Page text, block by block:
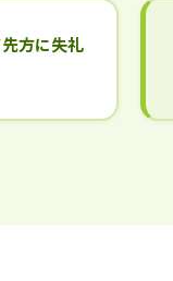
先方に失礼